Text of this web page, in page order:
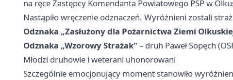
na ręce Zastępcy Komendanta Powiatowego PSP w
Nastąpiło wręczenie odznaczeń. Wyróżnieni zostali
Odznaka „Zasłużony dla Pożarnictwa Ziemi
Odznaka „Wzorowy Strażak" – druh Paweł Sopęch
Młodzi druhowie i weterani uhonorowani
Szczególnie emocjonujący moment stanowiło